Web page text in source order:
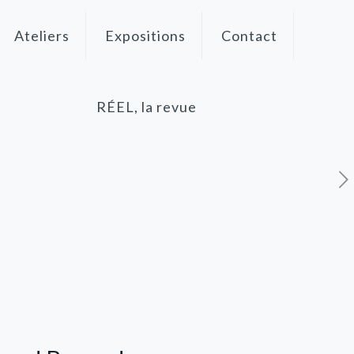
Ateliers Expositions Contact
RÉEL, la revue